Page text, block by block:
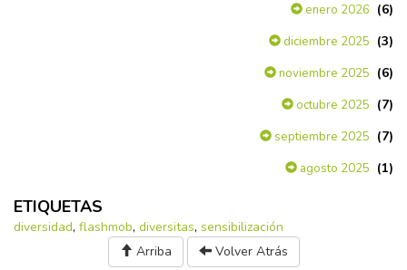
enero 2026 (6)
diciembre 2025 (3)
noviembre 2025 (6)
octubre 2025 (7)
septiembre 2025 (7)
agosto 2025 (1)
ETIQUETAS
diversidad, flashmob, diversitas, sensibilización
Arriba
Volver Atrás